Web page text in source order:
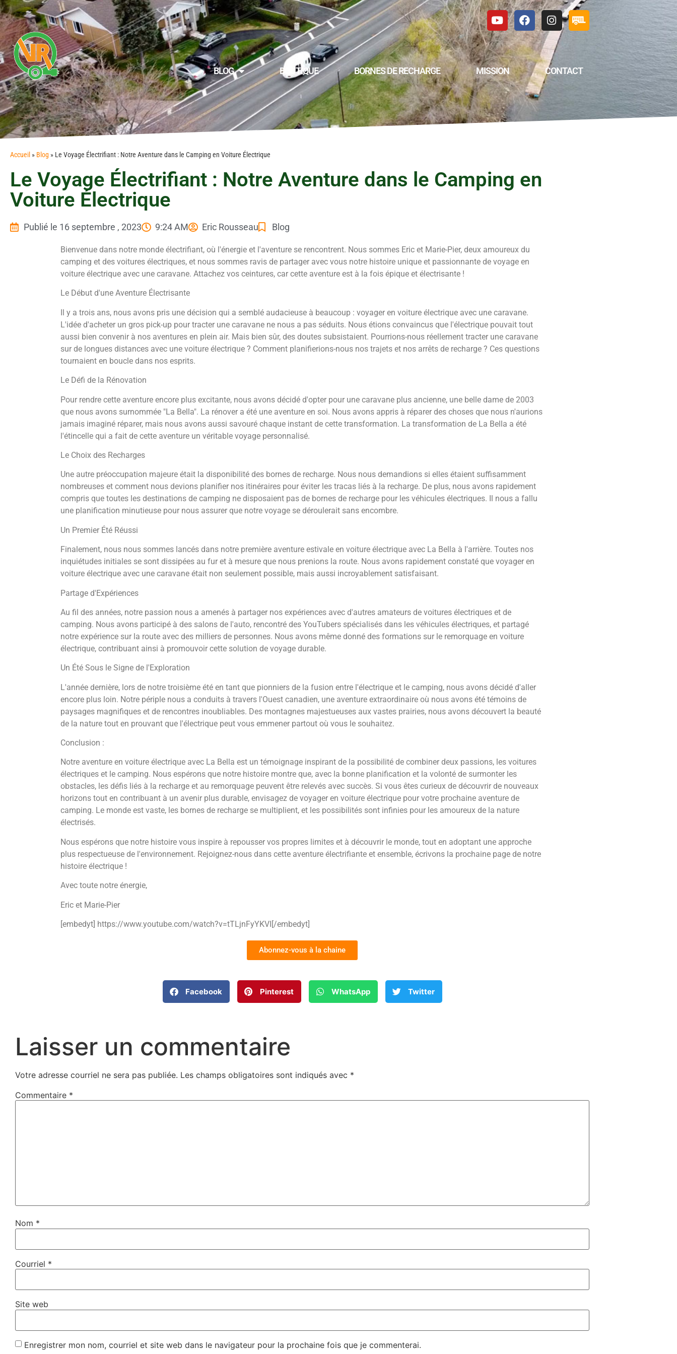
BLOG BOUTIQUE BORNES DE RECHARGE MISSION CONTACT
Accueil » Blog » Le Voyage Électrifiant : Notre Aventure dans le Camping en Voiture Électrique
Le Voyage Électrifiant : Notre Aventure dans le Camping en
Voiture Électrique
Publié le 16 septembre , 2023 9:24 AM Eric Rousseau Blog
Bienvenue dans notre monde électrifiant, où l'énergie et l'aventure se rencontrent. Nous sommes Eric et Marie-Pier, deux amoureux du
camping et des voitures électriques, et nous sommes ravis de partager avec vous notre histoire unique et passionnante de voyage en
voiture électrique avec une caravane. Attachez vos ceintures, car cette aventure est à la fois épique et électrisante !
Le Début d'une Aventure Électrisante
Il y a trois ans, nous avons pris une décision qui a semblé audacieuse à beaucoup : voyager en voiture électrique avec une caravane.
L'idée d'acheter un gros pick-up pour tracter une caravane ne nous a pas séduits. Nous étions convaincus que l'électrique pouvait tout
aussi bien convenir à nos aventures en plein air. Mais bien sûr, des doutes subsistaient. Pourrions-nous réellement tracter une caravane
sur de longues distances avec une voiture électrique ? Comment planifierions-nous nos trajets et nos arrêts de recharge ? Ces questions
tournaient en boucle dans nos esprits.
Le Défi de la Rénovation
Pour rendre cette aventure encore plus excitante, nous avons décidé d'opter pour une caravane plus ancienne, une belle dame de 2003
que nous avons surnommée "La Bella". La rénover a été une aventure en soi. Nous avons appris à réparer des choses que nous n'aurions
jamais imaginé réparer, mais nous avons aussi savouré chaque instant de cette transformation. La transformation de La Bella a été
l'étincelle qui a fait de cette aventure un véritable voyage personnalisé.
Le Choix des Recharges
Une autre préoccupation majeure était la disponibilité des bornes de recharge. Nous nous demandions si elles étaient suffisamment
nombreuses et comment nous devions planifier nos itinéraires pour éviter les tracas liés à la recharge. De plus, nous avons rapidement
compris que toutes les destinations de camping ne disposaient pas de bornes de recharge pour les véhicules électriques. Il nous a fallu
une planification minutieuse pour nous assurer que notre voyage se déroulerait sans encombre.
Un Premier Été Réussi
Finalement, nous nous sommes lancés dans notre première aventure estivale en voiture électrique avec La Bella à l'arrière. Toutes nos
inquiétudes initiales se sont dissipées au fur et à mesure que nous prenions la route. Nous avons rapidement constaté que voyager en
voiture électrique avec une caravane était non seulement possible, mais aussi incroyablement satisfaisant.
Partage d'Expériences
Au fil des années, notre passion nous a amenés à partager nos expériences avec d'autres amateurs de voitures électriques et de
camping. Nous avons participé à des salons de l'auto, rencontré des YouTubers spécialisés dans les véhicules électriques, et partagé
notre expérience sur la route avec des milliers de personnes. Nous avons même donné des formations sur le remorquage en voiture
électrique, contribuant ainsi à promouvoir cette solution de voyage durable.
Un Été Sous le Signe de l'Exploration
L'année dernière, lors de notre troisième été en tant que pionniers de la fusion entre l'électrique et le camping, nous avons décidé d'aller
encore plus loin. Notre périple nous a conduits à travers l'Ouest canadien, une aventure extraordinaire où nous avons été témoins de
paysages magnifiques et de rencontres inoubliables. Des montagnes majestueuses aux vastes prairies, nous avons découvert la beauté
de la nature tout en prouvant que l'électrique peut vous emmener partout où vous le souhaitez.
Conclusion :
Notre aventure en voiture électrique avec La Bella est un témoignage inspirant de la possibilité de combiner deux passions, les voitures
électriques et le camping. Nous espérons que notre histoire montre que, avec la bonne planification et la volonté de surmonter les
obstacles, les défis liés à la recharge et au remorquage peuvent être relevés avec succès. Si vous êtes curieux de découvrir de nouveaux
horizons tout en contribuant à un avenir plus durable, envisagez de voyager en voiture électrique pour votre prochaine aventure de
camping. Le monde est vaste, les bornes de recharge se multiplient, et les possibilités sont infinies pour les amoureux de la nature
électrisés.
Nous espérons que notre histoire vous inspire à repousser vos propres limites et à découvrir le monde, tout en adoptant une approche
plus respectueuse de l'environnement. Rejoignez-nous dans cette aventure électrifiante et ensemble, écrivons la prochaine page de notre
histoire électrique !
Avec toute notre énergie,
Eric et Marie-Pier
[embedyt] https://www.youtube.com/watch?v=tTLjnFyYKVI[/embedyt]
Abonnez-vous à la chaine
Facebook Pinterest WhatsApp Twitter
Laisser un commentaire
Votre adresse courriel ne sera pas publiée. Les champs obligatoires sont indiqués avec *
Commentaire *
Nom *
Courriel *
Site web
Enregistrer mon nom, courriel et site web dans le navigateur pour la prochaine fois que je commenterai.